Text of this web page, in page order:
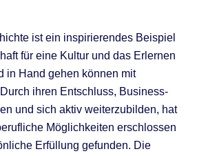
ist ein inspirierendes Beispiel
für eine Kultur und das Erlernen
in Hand gehen können mit
ihren Entschluss, Business-
und sich aktiv weiterzubilden, hat
Möglichkeiten erschlossen
Erfüllung gefunden. Die